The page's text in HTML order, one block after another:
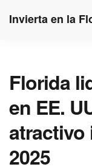
Invierta en la
Florida
en EE.
2025